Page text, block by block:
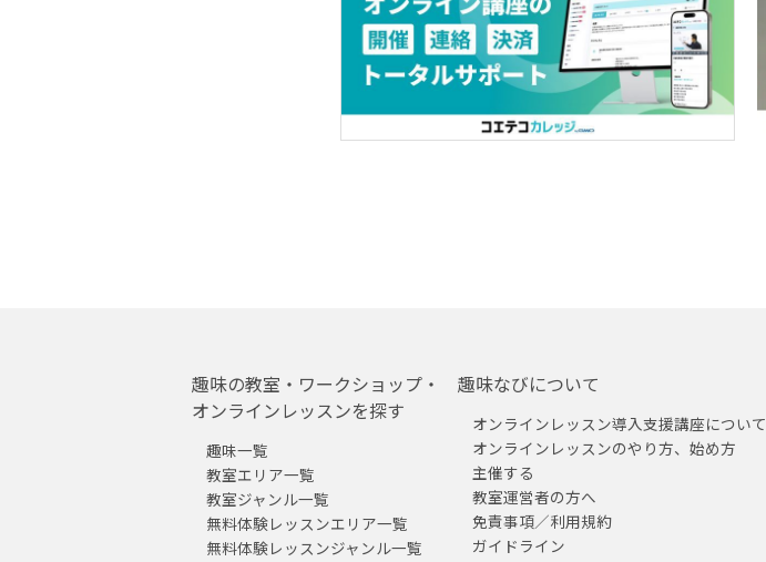
趣味の教室・ワークショップ・
オンラインレッスンを探す
趣味一覧
教室エリア一覧
教室ジャンル一覧
無料体験レッスンエリア一覧
無料体験レッスンジャンル一覧
趣味なびについて
オンラインレッスン導入支援講座について
オンラインレッスンのやり方、始め方
主催する
教室運営者の方へ
免責事項／利用規約
ガイドライン